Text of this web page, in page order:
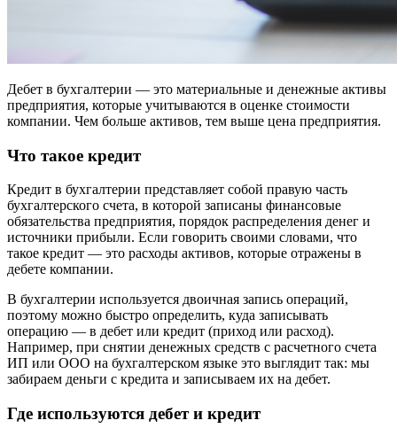
Дебет в бухгалтерии — это материальные и денежные активы
предприятия, которые учитываются в оценке стоимости
компании. Чем больше активов, тем выше цена предприятия.
Что такое кредит
Кредит в бухгалтерии представляет собой правую часть
бухгалтерского счета, в которой записаны финансовые
обязательства предприятия, порядок распределения денег и
источники прибыли. Если говорить своими словами, что
такое кредит — это расходы активов, которые отражены в
дебете компании.
В бухгалтерии используется двоичная запись операций,
поэтому можно быстро определить, куда записывать
операцию — в дебет или кредит (приход или расход).
Например, при снятии денежных средств с расчетного счета
ИП или ООО на бухгалтерском языке это выглядит так: мы
забираем деньги с кредита и записываем их на дебет.
Где используются дебет и кредит